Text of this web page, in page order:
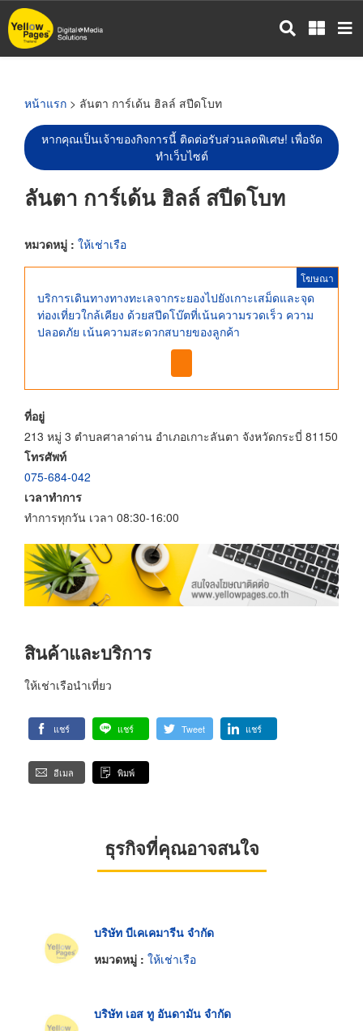
ข้าม
ไป
หน้าแรก > ลันตา การ์เด้น ฮิลล์ สปีดโบท
หากคุณเป็นเจ้าของกิจการนี้ ติดต่อรับส่วนลดพิเศษ! เพื่อจัด
ทำเว็บไซต์
ลันตา การ์เด้น ฮิลล์ สปีดโบท
หมวดหมู่ : ให้เช่าเรือ
โฆษณา
บริการเดินทางทางทะเลจากระยองไปยังเกาะเสม็ดและจุด
ท่องเที่ยวใกล้เคียง ด้วยสปีดโบ๊ตที่เน้นความรวดเร็ว ความ
ปลอดภัย เน้นความสะดวกสบายของลูกค้า
ที่อยู่
213 หมู่ 3 ตำบลศาลาด่าน อำเภอเกาะลันตา จังหวัดกระบี่ 81150
โทรศัพท์
075-684-042
เวลาทำการ
ทำการทุกวัน เวลา 08:30-16:00
สินค้าและบริการ
ให้เช่าเรือนำเที่ยว
แชร์ แชร์ Tweet แชร์
อีเมล พิมพ์
ธุรกิจที่คุณอาจสนใจ
บริษัท บีเคเคมารีน จำกัด
หมวดหมู่ : ให้เช่าเรือ
บริษัท เอส ทู อันดามัน จำกัด